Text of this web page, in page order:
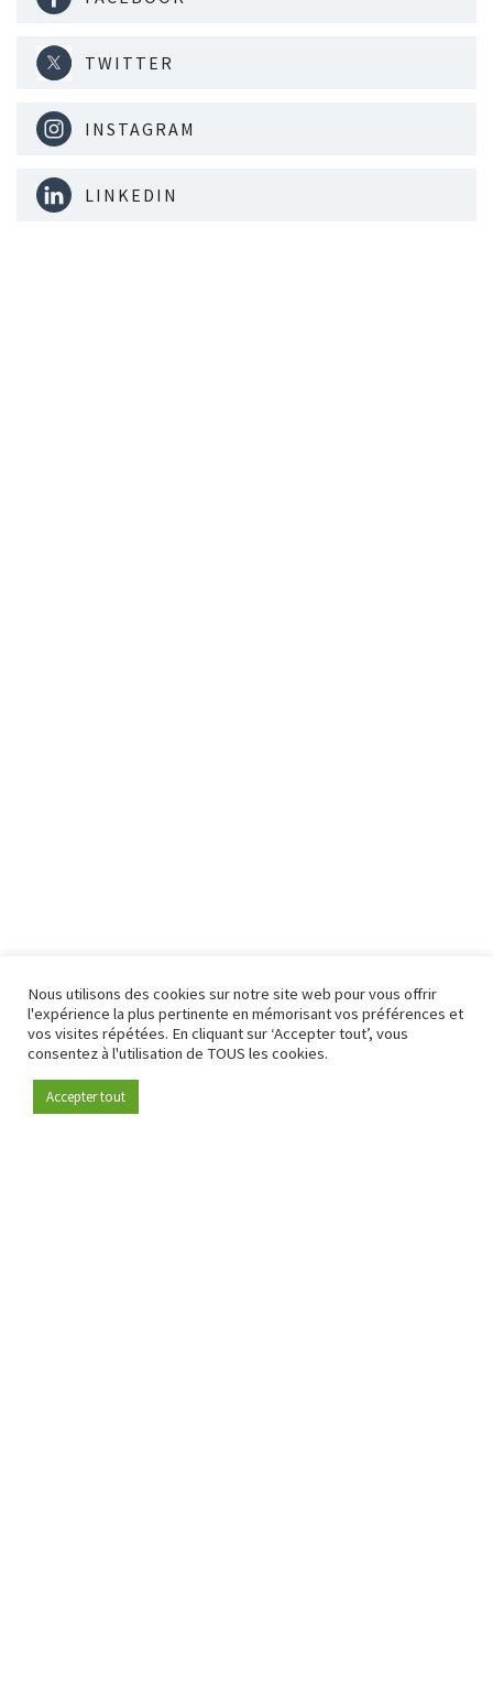
Devenez membre
TWITTER
INSTAGRAM
LINKEDIN
Nous utilisons des cookies sur notre site web pour vous offrir
l'expérience la plus pertinente en mémorisant vos préférences et
vos visites répétées. En cliquant sur ‘Accepter tout’, vous
consentez à l'utilisation de TOUS les cookies.
Accepter tout